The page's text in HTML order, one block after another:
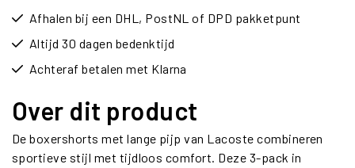
Afhalen bij een DHL, PostNL of DPD pakketpunt
Altijd 30 dagen bedenktijd
Achteraf betalen met Klarna
Over dit product
De boxershorts met lange pijp van Lacoste combineren
sportieve stijl met tijdloos comfort. Deze 3-pack in